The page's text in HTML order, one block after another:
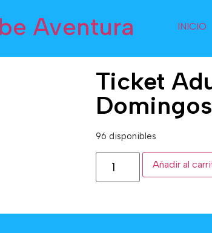
Aventura INICIO
Ticket
96 disponibles
Añadir al